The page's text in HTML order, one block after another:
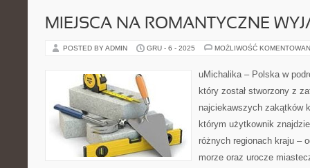
MIEJSCA NA ROMANTYCZNE
POSTED BY ADMIN GRU - 6 - 2025 MOŻLIWOŚĆ
uMichalika – Polska w
który został stworzony z
najciekawszych zakątków
którym użytkownik
różnych regionach kraju –
morze oraz urocze